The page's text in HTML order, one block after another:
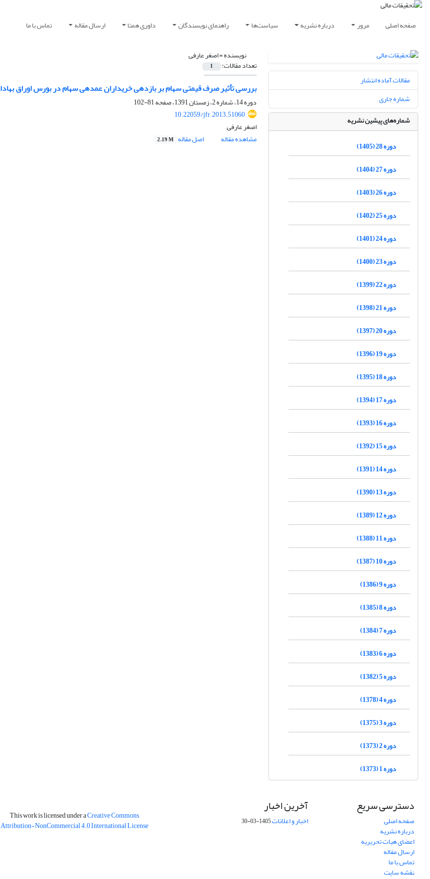
صفحه اصلی مرور درباره نشریه سیاست‌ها راهنمای نویسندگان داوری همتا ارسال مقاله تماس با ما
نویسنده =اصغر عارفی
تعداد مقالات: 1
بررسی تأثیر صرف قیمتی سهام بر بازدهی خریداران عمده‎ی سهام در بورس اوراق بهادار تهران
دوره 14، شماره 2، زمستان 1391، صفحه
81-102
10.22059/jfr.2013.51060
اصغر عارفی
مشاهده مقاله
اصل مقاله 2.19 M
مقالات آماده انتشار
شماره جاری
شماره‌های پیشین نشریه
دوره 28 (1405)
دوره 27 (1404)
دوره 26 (1403)
دوره 25 (1402)
دوره 24 (1401)
دوره 23 (1400)
دوره 22 (1399)
دوره 21 (1398)
دوره 20 (1397)
دوره 19 (1396)
دوره 18 (1395)
دوره 17 (1394)
دوره 16 (1393)
دوره 15 (1392)
دوره 14 (1391)
دوره 13 (1390)
دوره 12 (1389)
دوره 11 (1388)
دوره 10 (1387)
دوره 9 (1386)
دوره 8 (1385)
دوره 7 (1384)
دوره 6 (1383)
دوره 5 (1382)
دوره 4 (1378)
دوره 3 (1375)
دوره 2 (1373)
دوره 1 (1373)
دسترسی سریع
صفحه اصلی
درباره نشریه
اعضای هیات تحریریه
ارسال مقاله
تماس با ما
نقشه سایت
آخرین اخبار
اخبار و اعلانات1405-03-30
This work is licensed under aCreative Commons
Attribution-NonCommercial 4.0 International License